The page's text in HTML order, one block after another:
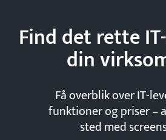
Find det rette
din
Få overblik over IT-
funktioner og priser –
sted med